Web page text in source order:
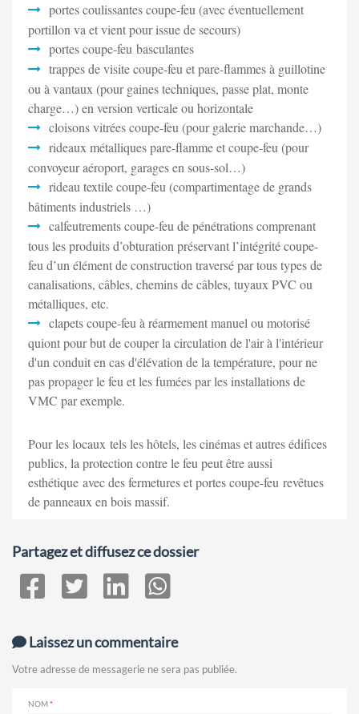
portes coulissantes coupe-feu (avec éventuellement
portillon va et vient pour issue de secours)
portes coupe-feu basculantes
trappes de visite coupe-feu et pare-flammes à guillotine
ou à vantaux (pour gaines techniques, passe plat, monte
charge…) en version verticale ou horizontale
cloisons vitrées coupe-feu (pour galerie marchande…)
rideaux métalliques pare-flamme et coupe-feu (pour
convoyeur aéroport, garages en sous-sol…)
rideau textile coupe-feu (compartimentage de grands
bâtiments industriels …)
calfeutrements coupe-feu de pénétrations comprenant
tous les produits d’obturation préservant l’intégrité coupe-
feu d’un élément de construction traversé par tous types de
canalisations, câbles, chemins de câbles, tuyaux PVC ou
métalliques, etc.
clapets coupe-feu à réarmement manuel ou motorisé
quiont pour but de couper la circulation de l'air à l'intérieur
d'un conduit en cas d'élévation de la température, pour ne
pas propager le feu et les fumées par les installations de
VMC par exemple.
Pour les locaux tels les hôtels, les cinémas et autres édifices
publics, la protection contre le feu peut être aussi
esthétique avec des fermetures et portes coupe-feu revêtues
de panneaux en bois massif.
Partagez et diffusez ce dossier
Laissez un commentaire
Votre adresse de messagerie ne sera pas publiée.
NOM